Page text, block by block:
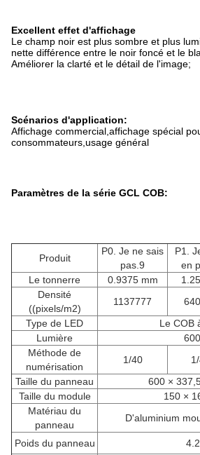
Excellent effet d'affichage
Le champ noir est plus sombre et plus
nette différence entre le noir foncé et le
Améliorer la clarté et le détail de l'image;
Scénarios d'application:
Affichage commercial,affichage spécial
consommateurs,usage général
Paramètres de la série GCL COB:
Produit
P0. Je ne sais
pas.9
P1.
en
Le tonnerre
0.9375 mm
Densité
((pixels/m2)
1137777
Type de LED
Le COB
Lumière
Méthode de
numérisation
1/40
Taille du panneau
600 ×
Taille du module
150 ×
Matériau du
panneau
D'aluminium
Poids du panneau